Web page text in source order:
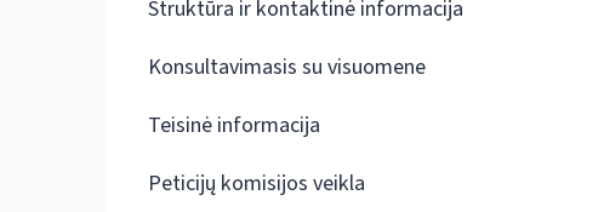
Struktūra ir kontaktinė informacija
Konsultavimasis su visuomene
Teisinė informacija
Peticijų komisijos veikla